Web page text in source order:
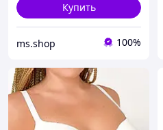
Купить
ms.shop 100%